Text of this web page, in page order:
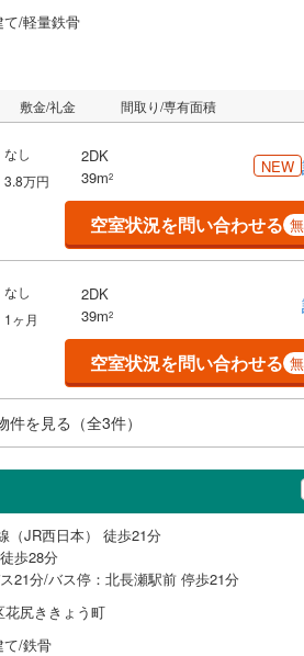
/軽量鉄骨
敷金/礼金 間取り/専有面積
なし
3.8万円
2DK
39m2
NEW
空室状況を問い合わせる
なし
1ヶ月
2DK
39m2
空室状況を問い合わせる
件を見る（全3件）
（JR西日本） 徒歩21分
歩28分
21分/バス停：北長瀬駅前 停歩21分
花尻ききょう町
て/鉄骨